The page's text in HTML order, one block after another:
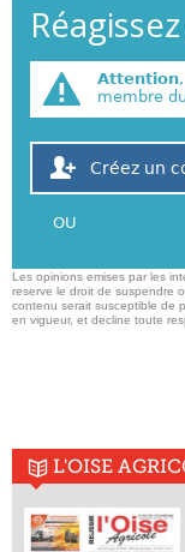
Attention
membre
Créez un
OU
Les opinions emises par les
reserve le droit de suspendre
contenu serait susceptible de
en vigueur, et decline toute
L'OISE